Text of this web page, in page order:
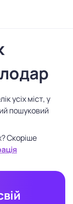
усіх міст, у
пошуковий
Скоріше